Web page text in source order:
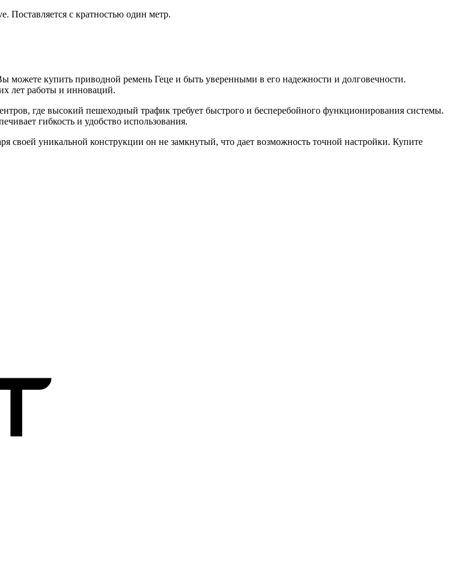
Поставляется с кратностью один метр.
купить приводной ремень Геце и быть уверенными в его надежности и долговечности.
лет работы и инноваций.
где высокий пешеходный трафик требует быстрого и бесперебойного функционирования системы.
гибкость и удобство использования.
своей уникальной конструкции он не замкнутый, что дает возможность точной настройки. Купите